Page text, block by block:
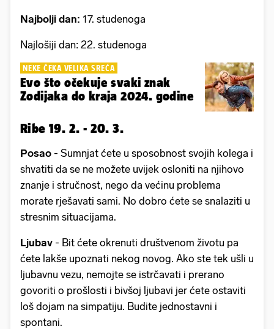
Najbolji dan: 17. studenoga
Najlošiji dan: 22. studenoga
NEKE ČEKA VELIKA SREĆA
Evo što očekuje svaki znak
Zodijaka do kraja 2024. godine
Ribe 19. 2. - 20. 3.
Posao - Sumnjat ćete u sposobnost svojih kolega i
shvatiti da se ne možete uvijek osloniti na njihovo
znanje i stručnost, nego da većinu problema
morate rješavati sami. No dobro ćete se snalaziti u
stresnim situacijama.
Ljubav - Bit ćete okrenuti društvenom životu pa
ćete lakše upoznati nekog novog. Ako ste tek ušli u
ljubavnu vezu, nemojte se istrčavati i prerano
govoriti o prošlosti i bivšoj ljubavi jer ćete ostaviti
loš dojam na simpatiju. Budite jednostavni i
spontani.